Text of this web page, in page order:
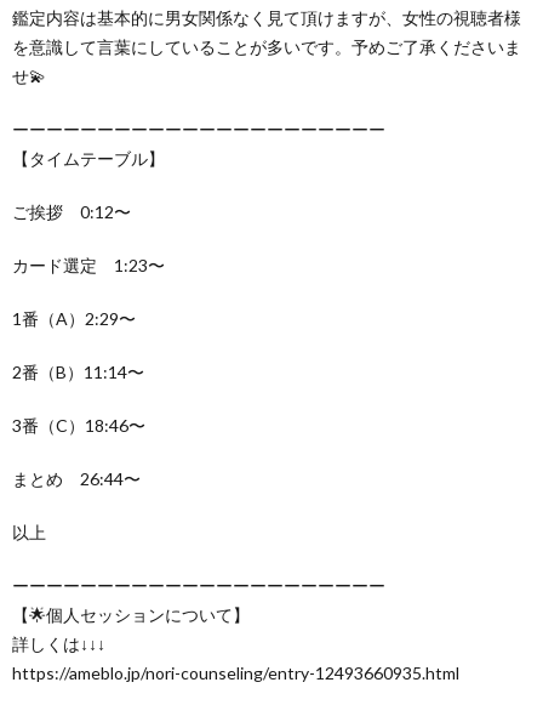
鑑定内容は基本的に男女関係なく見て頂けますが、女性の視聴者様
を意識して言葉にしていることが多いです。予めご了承くださいま
せ💫
ーーーーーーーーーーーーーーーーーーーーーー
【タイムテーブル】
ご挨拶 0:12〜
カード選定 1:23〜
1番（A）2:29〜
2番（B）11:14〜
3番（C）18:46〜
まとめ 26:44〜
以上
ーーーーーーーーーーーーーーーーーーーーーー
【🌟個人セッションについて】
詳しくは↓↓↓
https://ameblo.jp/nori-counseling/entry-12493660935.html